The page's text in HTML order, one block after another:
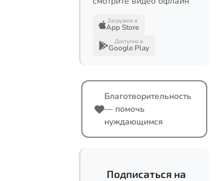
Загрузите в
App Store
Доступно в
Google Play
Благотворительность
— помочь
нуждающимся
Подписаться на